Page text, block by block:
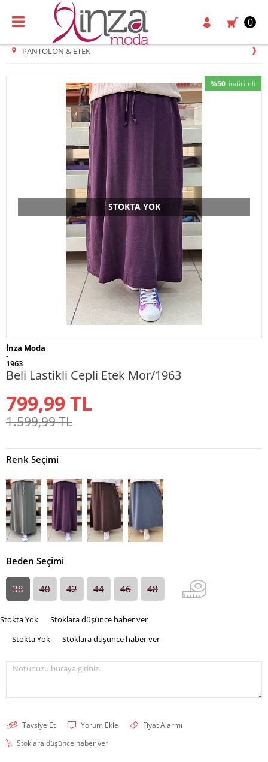
0
PANTOLON & ETEK
%50 indirimli
STOKTA YOK
İnza Moda
-
1963
Beli Lastikli Cepli Etek Mor/1963
799,99TL
1.599,99TL
Renk Seçimi
Beden Seçimi
38 40 42 44 46 48
Stokta Yok
Stoklara düşünce haber ver
Stokta Yok
Stoklara düşünce haber ver
Notunuzu buraya giriniz.
Tavsiye Et Yorum Ekle
Fiyat Alarmı
Stoklara düşünce haber ver